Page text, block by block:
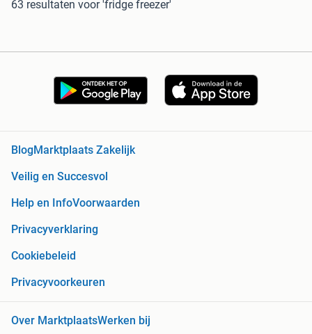
63 resultaten voor 'fridge freezer'
BlogMarktplaats Zakelijk
Veilig en Succesvol
Help en InfoVoorwaarden
Privacyverklaring
Cookiebeleid
Privacyvoorkeuren
Over MarktplaatsWerken bij